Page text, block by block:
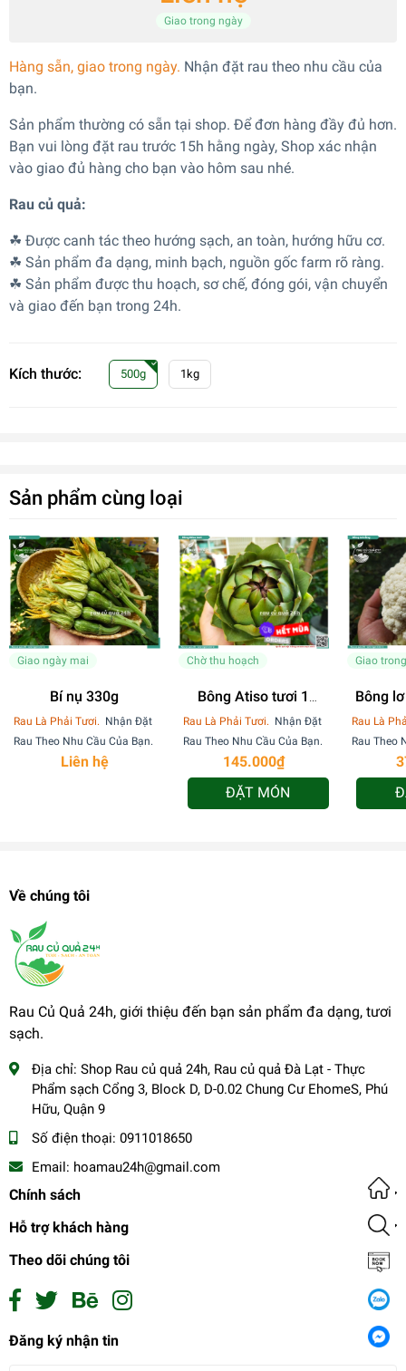
Giao trong ngày
Hàng sẵn, giao trong ngày. Nhận đặt rau theo nhu cầu của
bạn.
Sản phẩm thường có sẵn tại shop. Để đơn hàng đầy đủ hơn.
Bạn vui lòng đặt rau trước 15h hằng ngày, Shop xác nhận
vào giao đủ hàng cho bạn vào hôm sau nhé.
Rau củ quả:
☘ Được canh tác theo hướng sạch, an toàn, hướng hữu cơ.
☘ Sản phẩm đa dạng, minh bạch, nguồn gốc farm rõ ràng.
☘ Sản phẩm được thu hoạch, sơ chế, đóng gói, vận chuyển
và giao đến bạn trong 24h.
Kích thước: 500g 1kg
Sản phẩm cùng loại
Giao ngày mai
Bí nụ 330g
Rau Là Phải Tươi. Nhận Đặt
Rau Theo Nhu Cầu Của Bạn.
Liên hệ
Chờ thu hoạch
Bông Atiso tươi 1
bông
Rau Là Phải Tươi. Nhận Đặt
Rau Theo Nhu Cầu Của Bạn.
145.000₫
ĐẶT MÓN
Giao
Bông
Rau Là
Rau Theo
Về chúng tôi
Rau Củ Quả 24h, giới thiệu đến bạn sản phẩm đa dạng, tươi
sạch.
Địa chỉ: Shop Rau củ quả 24h, Rau củ quả Đà Lạt - Thực
Phẩm sạch Cổng 3, Block D, D-0.02 Chung Cư EhomeS, Phú
Hữu, Quận 9
Số điện thoại: 0911018650
Email: hoamau24h@gmail.com
Chính sách
Hỗ trợ khách hàng
Theo dõi chúng tôi
Đăng ký nhận tin0₫